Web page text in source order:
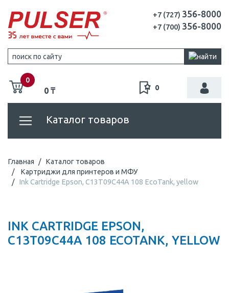
+7 (727) 356-8000
+7 (700) 356-8000
0
0 ₸ 0
Каталог товаров
Главная
Каталог товаров
Картриджи для принтеров и МФУ
Ink Cartridge Epson, C13T09C44A 108 EcoTank, yellow
INK CARTRIDGE EPSON,
C13T09C44A 108 ECOTANK, YELLOW